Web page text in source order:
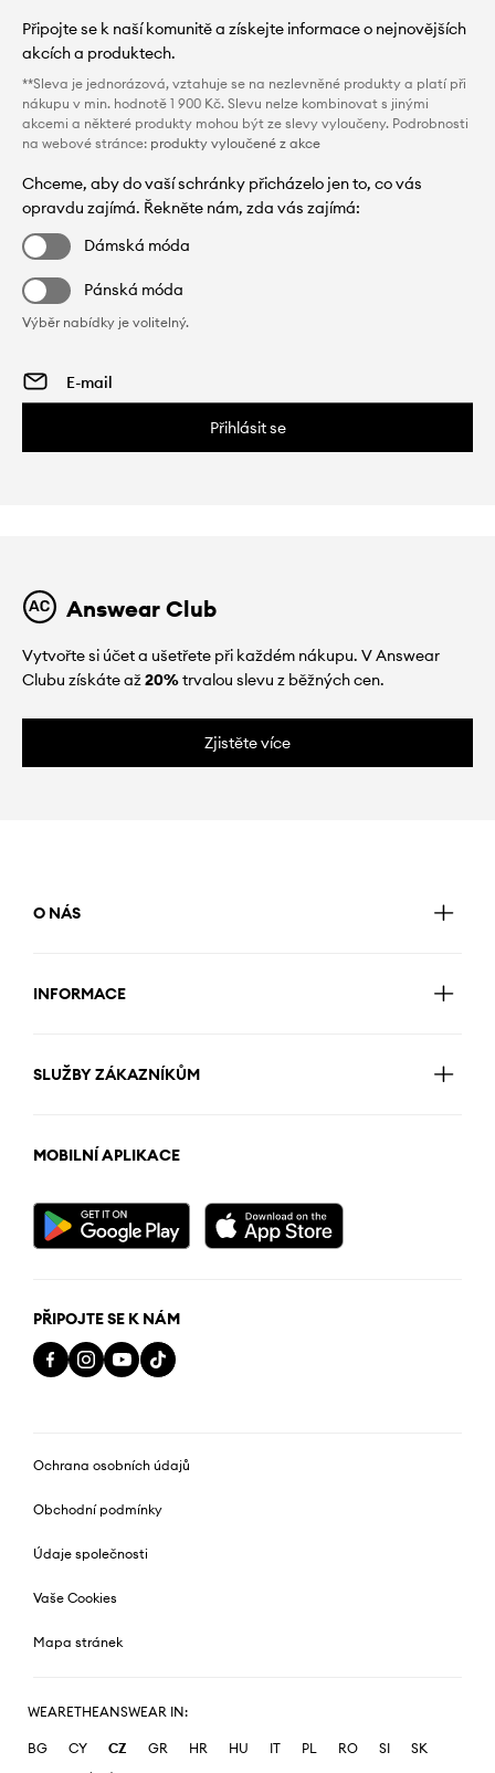
Připojte se k naší komunitě a získejte informace o nejnovějších
akcích a produktech.
**Sleva je jednorázová, vztahuje se na nezlevněné produkty a platí při
nákupu v min. hodnotě 1 900 Kč. Slevu nelze kombinovat s jinými
akcemi a některé produkty mohou být ze slevy vyloučeny. Podrobnosti
na webové stránce: produkty vyloučené z akce
Chceme, aby do vaší schránky přicházelo jen to, co vás
opravdu zajímá. Řekněte nám, zda vás zajímá:
Dámská móda
Pánská móda
Výběr nabídky je volitelný.
Přihlásit se
Answear Club
Vytvořte si účet a ušetřete při každém nákupu. V Answear
Clubu získáte až20%trvalou slevu z běžných cen.
Zjistěte více
O NÁS
INFORMACE
SLUŽBY ZÁKAZNÍKŮM
MOBILNÍ APLIKACE
PŘIPOJTE SE K NÁM
Ochrana osobních údajů
Obchodní podmínky
Údaje společnosti
Vaše Cookies
Mapa stránek
WEARETHEANSWEAR IN:
BG CY CZ GR HR HU IT PL RO SI
SK